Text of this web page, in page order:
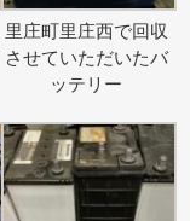
里庄町里庄西で回収
させていただいたバ
ッテリー